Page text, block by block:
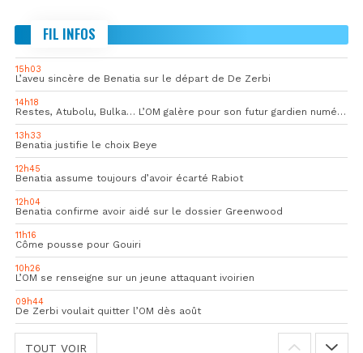
FIL INFOS
15h03
L’aveu sincère de Benatia sur le départ de De Zerbi
14h18
Restes, Atubolu, Bulka… L’OM galère pour son futur gardien numéro 1
13h33
Benatia justifie le choix Beye
12h45
Benatia assume toujours d’avoir écarté Rabiot
12h04
Benatia confirme avoir aidé sur le dossier Greenwood
11h16
Côme pousse pour Gouiri
10h26
L’OM se renseigne sur un jeune attaquant ivoirien
09h44
De Zerbi voulait quitter l’OM dès août
TOUT VOIR